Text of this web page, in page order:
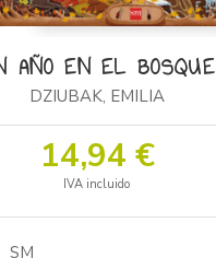
AÑO EN EL BOSQUE
DZIUBAK, EMILIA
14,94 €
IVA incluido
SM